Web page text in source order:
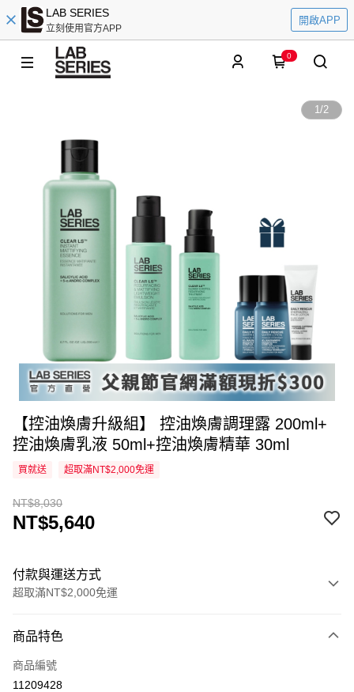
LAB SERIES
立刻使用官方APP
開啟APP
0
1/2
【控油煥膚升級組】 控油煥膚調理露 200ml+
控油煥膚乳液 50ml+控油煥膚精華 30ml
買就送 超取滿NT$2,000免運
NT$8,030
NT$5,640
付款與運送方式
超取滿NT$2,000免運
信用卡一次付款
超商取貨付款
商品特色
商品編號
11209428